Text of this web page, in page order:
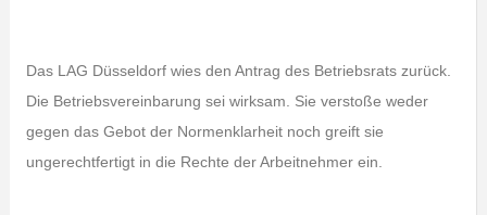
Das LAG Düsseldorf wies den Antrag des Betriebsrats zurück.
Die Betriebsvereinbarung sei wirksam. Sie verstoße weder
gegen das Gebot der Normenklarheit noch greift sie
ungerechtfertigt in die Rechte der Arbeitnehmer ein.